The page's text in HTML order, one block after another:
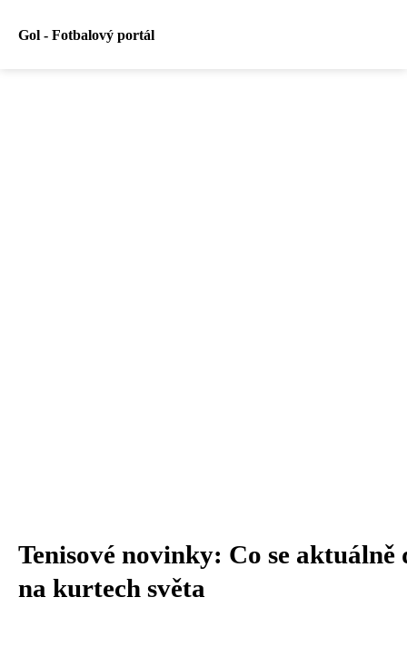
Gol - Fotbalový portál
Tenisové novinky: Co se aktuálně
na kurtech světa